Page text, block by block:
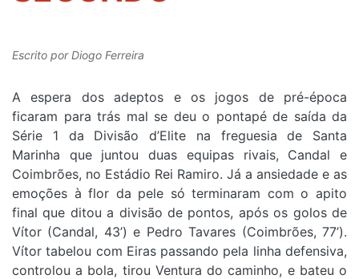
Escrito porDiogo Ferreira
A espera dos adeptos e os jogos de pré-época
ficaram para trás mal se deu o pontapé de saída da
Série 1 da Divisão d’Elite na freguesia de Santa
Marinha que juntou duas equipas rivais, Candal e
Coimbrões, no Estádio Rei Ramiro. Já a ansiedade e as
emoções à flor da pele só terminaram com o apito
final que ditou a divisão de pontos, após os golos de
Vítor (Candal, 43’) e Pedro Tavares (Coimbrões, 77’).
Vítor tabelou com Eiras passando pela linha defensiva,
controlou a bola, tirou Ventura do caminho, e bateu o